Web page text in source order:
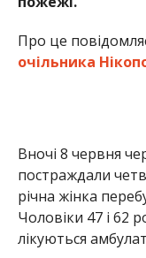
господарську
підприємців